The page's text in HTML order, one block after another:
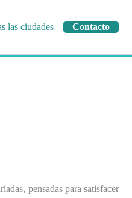
las ciudades Contacto
pensadas para satisfacer